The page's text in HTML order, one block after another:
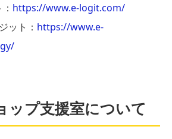
https://www.e-logit.com/
ット： https://www.e-
ップ支援室について